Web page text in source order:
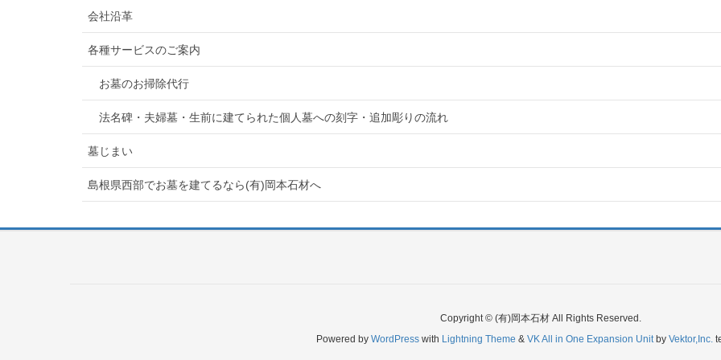
会社沿革
各種サービスのご案内
お墓のお掃除代行
法名碑・夫婦墓・生前に建てられた個人墓への刻字・追加彫りの流れ
墓じまい
島根県西部でお墓を建てるなら(有)岡本石材へ
Copyright © (有)岡本石材 All Rights Reserved.
Powered by WordPress with Lightning Theme & VK All in One Expansion Unitby Vektor,Inc.